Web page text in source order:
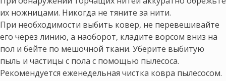
их ножницами. Никогда не тяните за нити.
При необходимости выбить ковер, не перевешивайте
его через линию, а наоборот, кладите ворсом вниз на
пол и бейте по мешочной ткани. Уберите выбитую
пыль и частицы с пола с помощью пылесоса.
Рекомендуется еженедельная чистка ковра пылесосом.